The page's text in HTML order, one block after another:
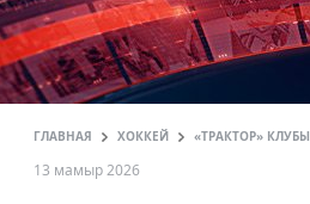
ГЛАВНАЯ ХОККЕЙ «ТРАКТОР»
13 мамыр 2026